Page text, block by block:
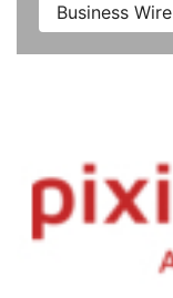
Business Wire